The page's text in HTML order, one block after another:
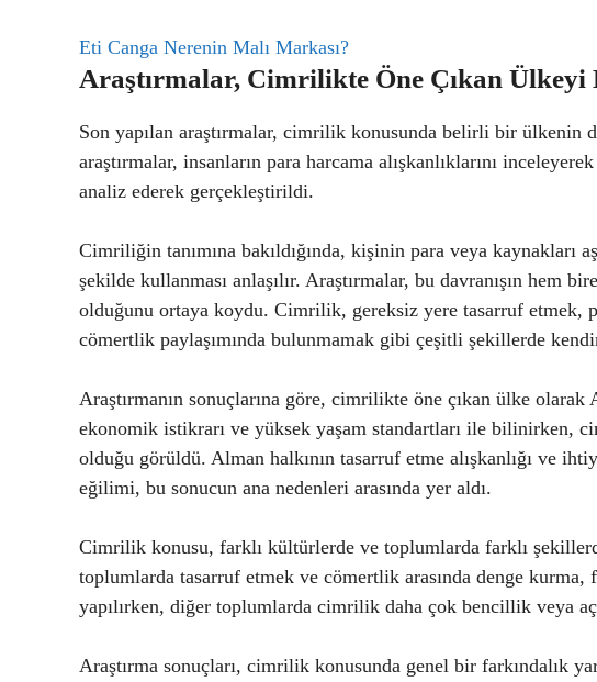
Eti Canga Nerenin Malı Markası?
Araştırmalar, Cimrilikte Öne Çıkan
Son yapılan araştırmalar, cimrilik konusunda belirli bir ülkenin
araştırmalar, insanların para harcama alışkanlıklarını
analiz ederek gerçekleştirildi.
Cimriliğin tanımına bakıldığında, kişinin para veya kaynakları
şekilde kullanması anlaşılır. Araştırmalar, bu davranışın hem
olduğunu ortaya koydu. Cimrilik, gereksiz yere tasarruf etmek,
cömertlik paylaşımında bulunmamak gibi çeşitli şekillerde
Araştırmanın sonuçlarına göre, cimrilikte öne çıkan ülke
ekonomik istikrarı ve yüksek yaşam standartları ile bilinirken,
olduğu görüldü. Alman halkının tasarruf etme alışkanlığı ve
eğilimi, bu sonucun ana nedenleri arasında yer aldı.
Cimrilik konusu, farklı kültürlerde ve toplumlarda farklı
toplumlarda tasarruf etmek ve cömertlik arasında denge kurma,
yapılırken, diğer toplumlarda cimrilik daha çok bencillik veya
Araştırma sonuçları, cimrilik konusunda genel bir farkındalık